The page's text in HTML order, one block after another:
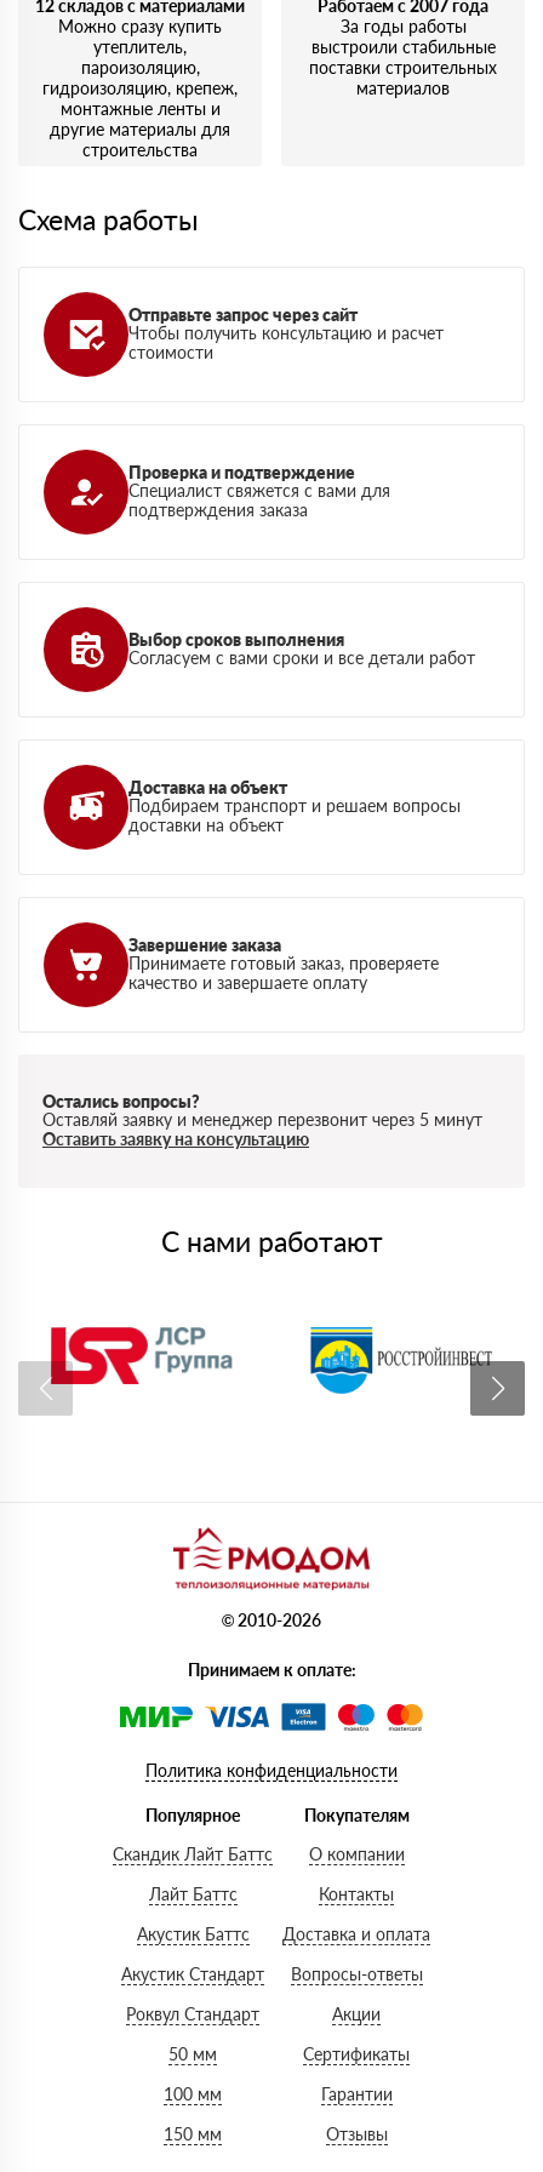
12 складов с материалами
Можно сразу купить
утеплитель,
пароизоляцию,
гидроизоляцию, крепеж,
монтажные ленты и
другие материалы для
строительства
Работаем с 2007 года
За годы работы
выстроили стабильные
поставки строительных
материалов
Схема работы
Отправьте запрос через сайт
Чтобы получить консультацию и расчет
стоимости
Проверка и подтверждение
Специалист свяжется с вами для
подтверждения заказа
Выбор сроков выполнения
Согласуем с вами сроки и все детали работ
Доставка на объект
Подбираем транспорт и решаем вопросы
доставки на объект
Завершение заказа
Принимаете готовый заказ, проверяете
качество и завершаете оплату
Остались вопросы?
Оставляй заявку и менеджер перезвонит через 5 минут
Оставить заявку на консультацию
С нами работают
© 2010-2026
Принимаем к оплате:
Политика конфиденциальности
Популярное
Скандик Лайт Баттс
Лайт Баттс
Акустик Баттс
Акустик Стандарт
Роквул Стандарт
50 мм
100 мм
150 мм
Покупателям
О компании
Контакты
Доставка и оплата
Вопросы-ответы
Акции
Сертификаты
Гарантии
Отзывы